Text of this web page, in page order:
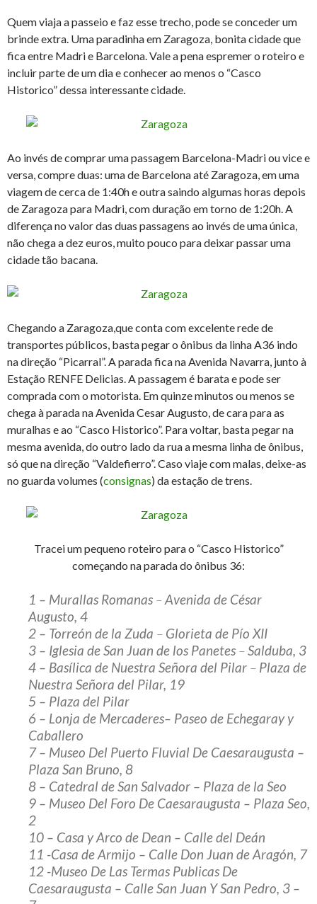
Quem viaja a passeio e faz esse trecho, pode se conceder um
brinde extra. Uma paradinha em Zaragoza, bonita cidade que
fica entre Madri e Barcelona. Vale a pena espremer o roteiro e
incluir parte de um dia e conhecer ao menos o “Casco
Historico” dessa interessante cidade.
Ao invés de comprar uma passagem Barcelona-Madri ou vice e
versa, compre duas: uma de Barcelona até Zaragoza, em uma
viagem de cerca de 1:40h e outra saindo algumas horas depois
de Zaragoza para Madri, com duração em torno de 1:20h. A
diferença no valor das duas passagens ao invés de uma única,
não chega a dez euros, muito pouco para deixar passar uma
cidade tão bacana.
Chegando a Zaragoza,que conta com excelente rede de
transportes públicos, basta pegar o ônibus da linha A36 indo
na direção “Picarral”. A parada fica na Avenida Navarra, junto à
Estação RENFE Delicias. A passagem é barata e pode ser
comprada com o motorista. Em quinze minutos ou menos se
chega à parada na Avenida Cesar Augusto, de cara para as
muralhas e ao “Casco Historico”. Para voltar, basta pegar na
mesma avenida, do outro lado da rua a mesma linha de ônibus,
só que na direção “Valdefierro”. Caso viaje com malas, deixe-as
no guarda volumes (consignas) da estação de trens.
Tracei um pequeno roteiro para o “Casco Historico”
começando na parada do ônibus 36:
1 – Murallas Romanas –Avenida de César
Augusto, 4
2 – Torreón de la Zuda – Glorieta de Pío XII
3 – Iglesia de San Juan de los Panetes –Salduba, 3
4 – Basílica de Nuestra Señora del Pilar – Plaza de
Nuestra Señora del Pilar, 19
5 – Plaza del Pilar
6 – Lonja de Mercaderes– Paseo de Echegaray y
Caballero
7 – Museo Del Puerto Fluvial De Caesaraugusta –
Plaza San Bruno, 8
8 – Catedral de San Salvador – Plaza de la Seo
9 – Museo Del Foro De Caesaraugusta – Plaza Seo,
2
10 – Casa y Arco de Dean – Calle del Deán
11 -Casa de Armijo – Calle Don Juan de Aragón, 7
12 -Museo De Las Termas Publicas De
Caesaraugusta – Calle San Juan Y San Pedro, 3 –